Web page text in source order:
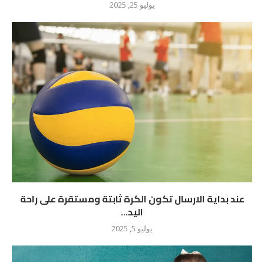
يوليو 25, 2025
عند بداية الارسال تكون الكرة ثابتة ومستقرة على راحة
اليد...
يوليو 5, 2025